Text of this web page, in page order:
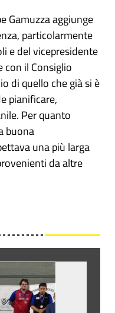
Gamuzza aggiunge
particolarmente
e del vicepresidente
con il Consiglio
di quello che già si è
pianificare,
Per quanto
buona
una più larga
da altre